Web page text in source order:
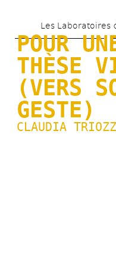
au
contenu
principal
Les Laboratoires
POUR
THÈSE
(VERS
GESTE)
CLAUDIA